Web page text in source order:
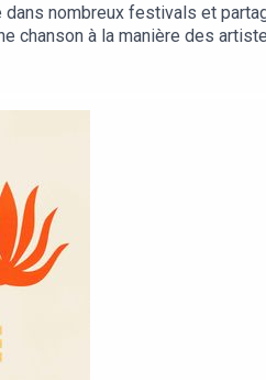
dans nombreux festivals et
chanson à la manière des
Mazué.☀️ Instagram | Facebook |